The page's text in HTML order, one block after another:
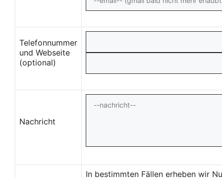
Telefonnummer
und Webseite
(optional)
Nachricht
In bestimmten Fällen erheben wir